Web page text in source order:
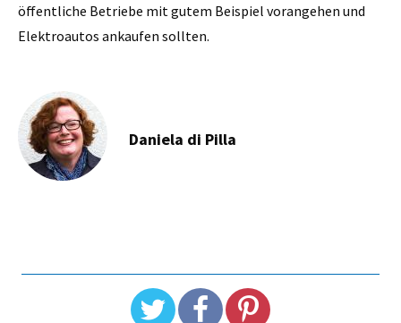
öffentliche Betriebe mit gutem Beispiel vorangehen und
Elektroautos ankaufen sollten.
Daniela di Pilla